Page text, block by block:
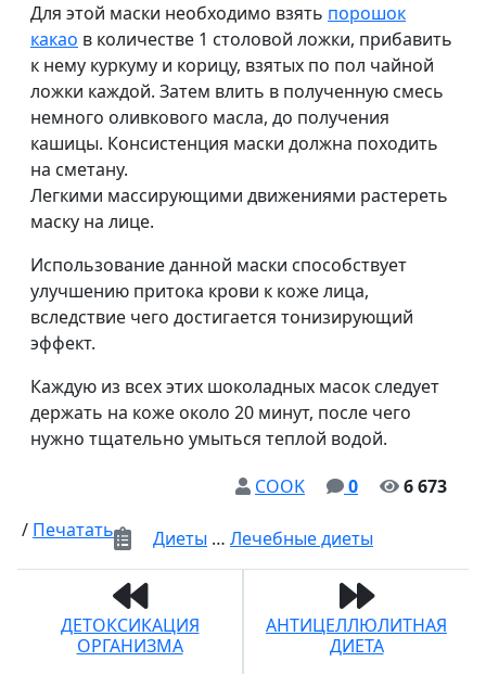
Для этой маски необходимо взять порошок
какао в количестве 1 столовой ложки, прибавить
к нему куркуму и корицу, взятых по пол чайной
ложки каждой. Затем влить в полученную смесь
немного оливкового масла, до получения
кашицы. Консистенция маски должна походить
на сметану.
Легкими массирующими движениями растереть
маску на лице.
Использование данной маски способствует
улучшению притока крови к коже лица,
вследствие чего достигается тонизирующий
эффект.
Каждую из всех этих шоколадных масок следует
держать на коже около 20 минут, после чего
нужно тщательно умыться теплой водой.
COOK
0
6 673
/ Печатать Диеты … Лечебные диеты
ДЕТОКСИКАЦИЯ
ОРГАНИЗМА
АНТИЦЕЛЛЮЛИТНАЯ
ДИЕТА